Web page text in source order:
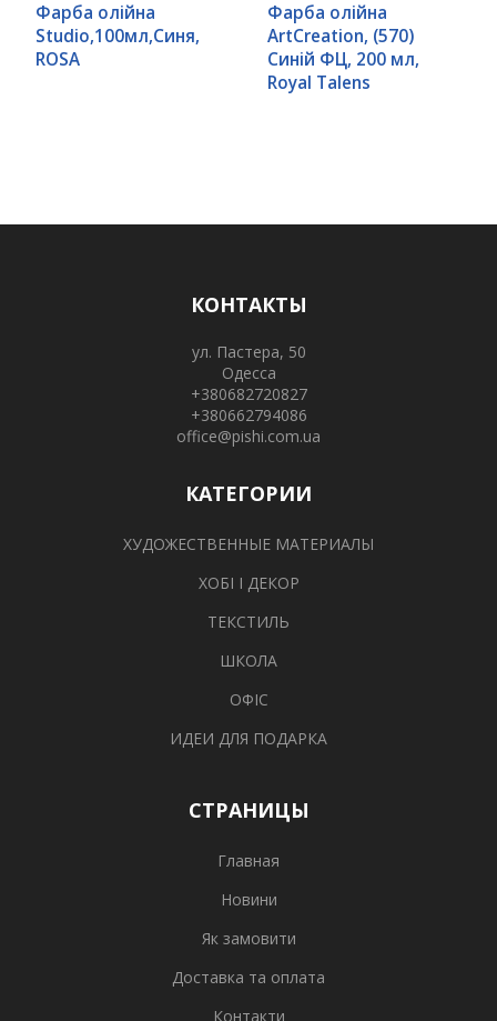
Фарба олійна
Studio,100мл,Синя,
ROSA
Фарба олійна
ArtCreation, (570)
Синій ФЦ, 200 мл,
Royal Talens
КОНТАКТЫ
ул. Пастера, 50
Одесса
+380682720827
+380662794086
office@pishi.com.ua
КАТЕГОРИИ
ХУДОЖЕСТВЕННЫЕ МАТЕРИАЛЫ
ХОБІ І ДЕКОР
ТЕКСТИЛЬ
ШКОЛА
ОФІС
ИДЕИ ДЛЯ ПОДАРКА
СТРАНИЦЫ
Главная
Новини
Як замовити
Доставка та оплата
Контакти